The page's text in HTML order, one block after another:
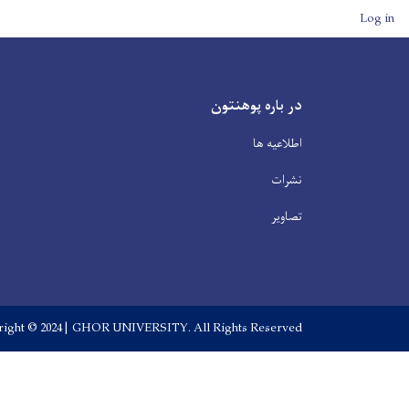
User account menu
Log in
در باره پوهنتون
اطلاعیه ها
نشرات
تصاویر
© 2024 | GHOR UNIVERSITY. All Rights Reserved